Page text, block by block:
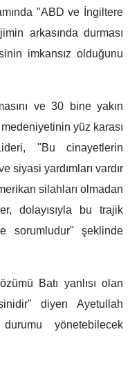
"ABD ve İngiltere
arkasında durması
imkansız olduğunu
ve 30 bine yakın
yüz karası
"Bu cinayetlerin
siyasi yardımları vardır
silahları olmadan
dolayısıyla bu trajik
sorumludur" şeklinde
Batı yanlısı olan
diyen Ayetullah
yönetebilecek